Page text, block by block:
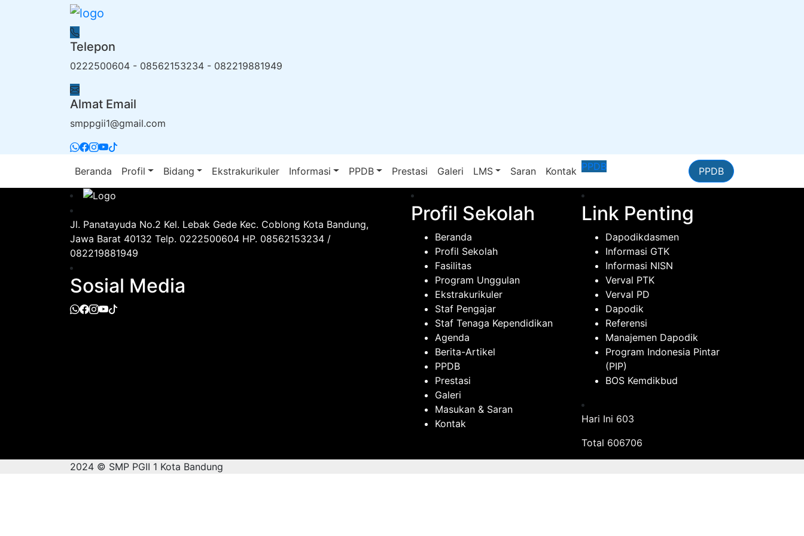
Telepon
0222500604 - 08562153234 - 082219881949
Almat Email
smppgii1@gmail.com
Beranda Profil Bidang Ekstrakurikuler Informasi PPDB Prestasi Galeri LMS Saran Kontak PPDB PPDB
Jl. Panatayuda No.2 Kel. Lebak Gede Kec. Coblong Kota Bandung,
Jawa Barat 40132 Telp. 0222500604 HP. 08562153234 /
082219881949
Sosial Media
Profil Sekolah
Beranda
Profil Sekolah
Fasilitas
Program Unggulan
Ekstrakurikuler
Staf Pengajar
Staf Tenaga Kependidikan
Agenda
Berita-Artikel
PPDB
Prestasi
Galeri
Masukan & Saran
Kontak
Link Penting
Dapodikdasmen
Informasi GTK
Informasi NISN
Verval PTK
Verval PD
Dapodik
Referensi
Manajemen Dapodik
Program Indonesia Pintar
(PIP)
BOS Kemdikbud
Hari Ini 603
Total 606706
2024 © SMP PGII 1 Kota Bandung